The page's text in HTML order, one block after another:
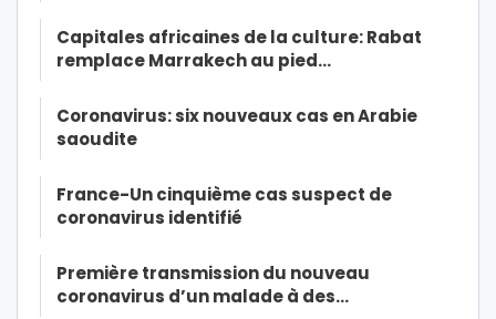
Capitales africaines de la culture: Rabat
remplace Marrakech au pied…
Coronavirus: six nouveaux cas en Arabie
saoudite
France-Un cinquième cas suspect de
coronavirus identifié
Première transmission du nouveau
coronavirus d’un malade à des…